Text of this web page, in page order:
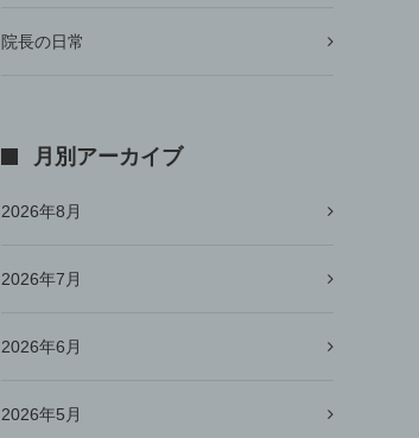
院長の日常
月別アーカイブ
2026年8月
2026年7月
2026年6月
2026年5月